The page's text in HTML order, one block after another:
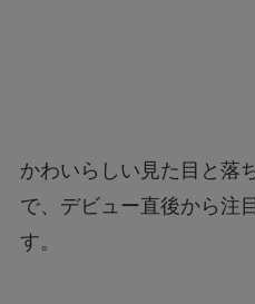
かわいらしい見た目と落
で、デビュー直後から注
す。